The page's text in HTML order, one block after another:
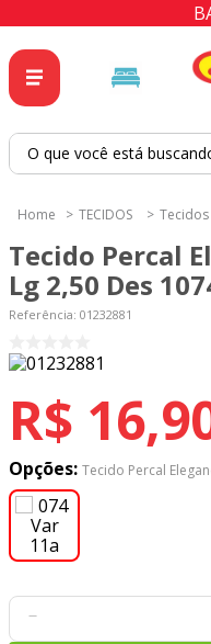
O que você está
TECIDOS
Tecido Percal
Lg 2,50 Des
Referência: 01232881
R$ 16,
Opções: Tecido Percal
－
2º
tapete
3
cortina
6º
tecido tricoline
7º
percal
8 º
tecido oxford
9 º